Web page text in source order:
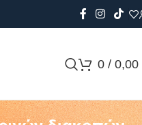
0 / 0,00